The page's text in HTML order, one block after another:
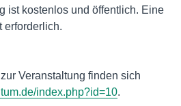
ist kostenlos und öffentlich. Eine
erforderlich.
Veranstaltung finden sich
index.php?id=10.